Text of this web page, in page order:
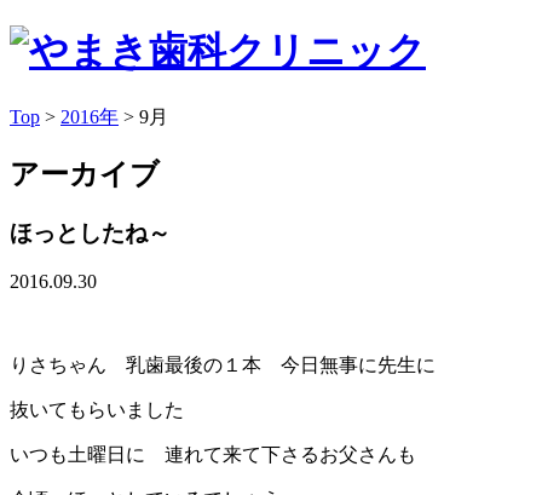
Top > 2016年 > 9月
アーカイブ
ほっとしたね～
2016.09.30
りさちゃん 乳歯最後の１本 今日無事に先生に
抜いてもらいました
いつも土曜日に 連れて来て下さるお父さんも